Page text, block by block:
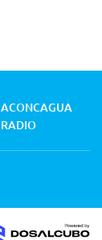
ACONCAGUA
RADIO